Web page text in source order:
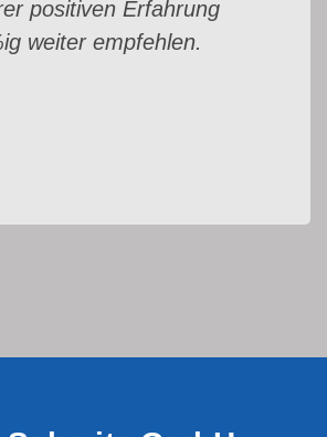
positiven Erfahrung
weiter empfehlen.